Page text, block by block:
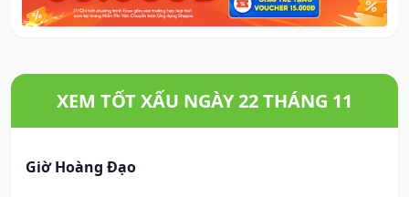
XEM TỐT XẤU NGÀY 22 THÁNG 11
Giờ Hoàng Đạo